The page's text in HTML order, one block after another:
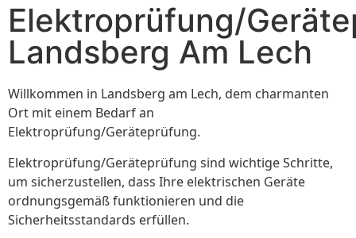
Elektroprüfung/
Landsberg Am Lech
Willkommen in Landsberg am Lech, dem charmanten
Ort mit einem Bedarf an
Elektroprüfung/Geräteprüfung.
Elektroprüfung/Geräteprüfung sind wichtige Schritte,
um sicherzustellen, dass Ihre elektrischen Geräte
ordnungsgemäß funktionieren und die
Sicherheitsstandards erfüllen.